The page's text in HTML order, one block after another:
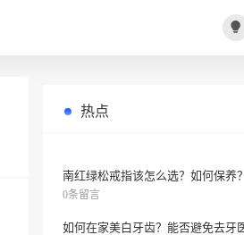
热点
南红绿松戒指该怎么选？如何保养？
0条留言
如何在家美白牙齿？能否避免去牙